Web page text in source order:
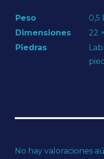
Peso
0,5
Dimensiones
22
Piedras
No hay valoraciones